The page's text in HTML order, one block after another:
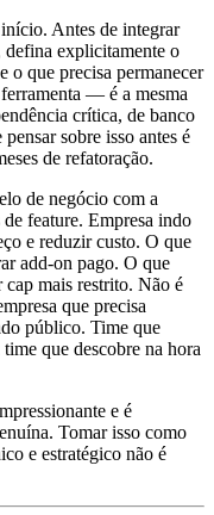
Antes de integrar
explicitamente o
o que precisa permanecer
— é a mesma
crítica, de banco
sobre isso antes é
de refatoração.
de negócio com a
de feature. Empresa indo
e reduzir custo. O que
add-on pago. O que
cap mais restrito. Não é
que precisa
público. Time que
que descobre na hora
e é
Tomar isso como
e estratégico não é